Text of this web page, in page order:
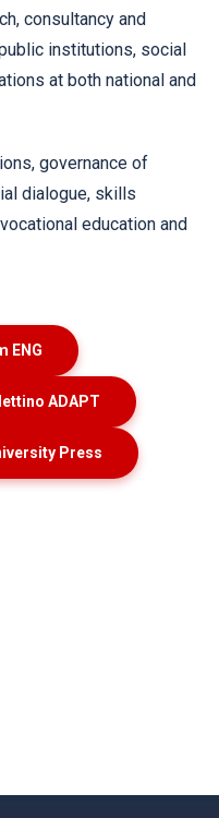
consultancy and
institutions, social
at both national and
governance of
dialogue, skills
education and
ENG
ADAPT
Press